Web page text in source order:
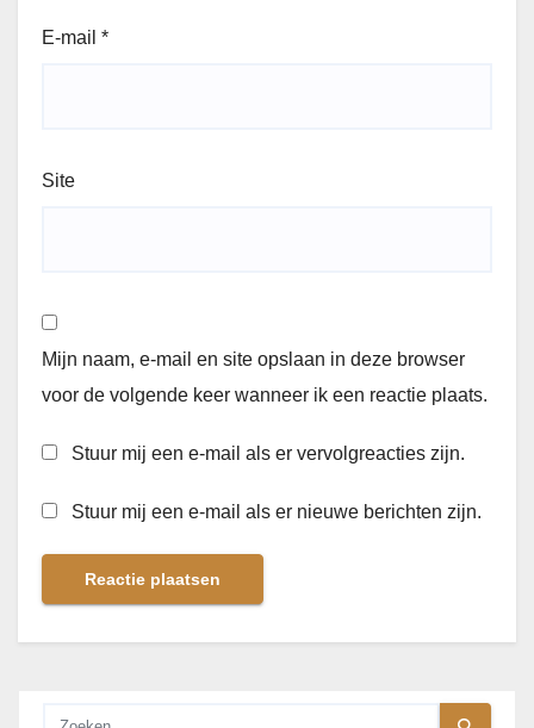
E-mail *
Site
Mijn naam, e-mail en site opslaan in deze browser
voor de volgende keer wanneer ik een reactie plaats.
Stuur mij een e-mail als er vervolgreacties zijn.
Stuur mij een e-mail als er nieuwe berichten zijn.